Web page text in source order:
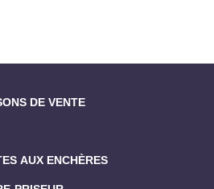
DE VENTE
AUX ENCHÈRES